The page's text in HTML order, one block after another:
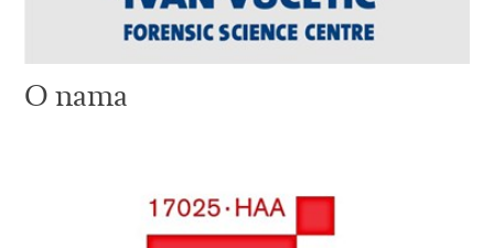
O nama